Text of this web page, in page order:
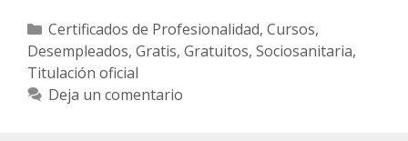
Categorías
Certificados de Profesionalidad, Cursos,
Desempleados, Gratis, Gratuitos, Sociosanitaria,
Titulación oficial
Deja un comentario